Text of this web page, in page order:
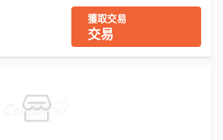
獲取交易
交易